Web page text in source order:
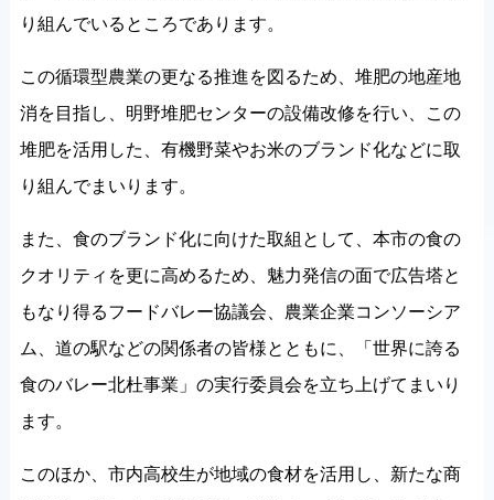
り組んでいるところであります。
この循環型農業の更なる推進を図るため、堆肥の地産地
消を目指し、明野堆肥センターの設備改修を行い、この
堆肥を活用した、有機野菜やお米のブランド化などに取
り組んでまいります。
また、食のブランド化に向けた取組として、本市の食の
クオリティを更に高めるため、魅力発信の面で広告塔と
もなり得るフードバレー協議会、農業企業コンソーシア
ム、道の駅などの関係者の皆様とともに、「世界に誇る
食のバレー北杜事業」の実行委員会を立ち上げてまいり
ます。
このほか、市内高校生が地域の食材を活用し、新たな商